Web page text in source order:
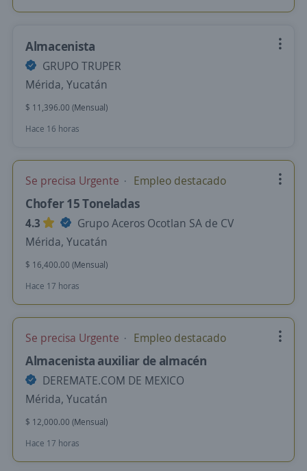
Almacenista
GRUPO TRUPER
Mérida, Yucatán
$ 11,396.00 (Mensual)
Hace 16 horas
Se precisa Urgente Empleo destacado
Chofer 15 Toneladas
4.3
Grupo Aceros Ocotlan SA de CV
Mérida, Yucatán
$ 16,400.00 (Mensual)
Hace 17 horas
Se precisa Urgente Empleo destacado
Almacenista auxiliar de almacén
DEREMATE.COM DE MEXICO
Mérida, Yucatán
$ 12,000.00 (Mensual)
Hace 17 horas